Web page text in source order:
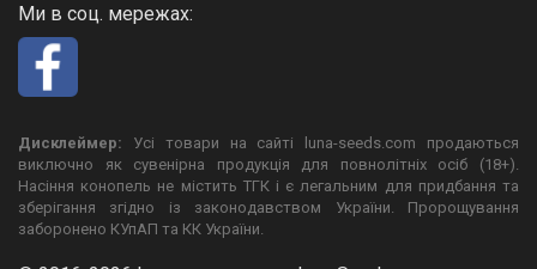
Ми в соц. мережах:
Дисклеймер: Усі товари на сайті luna-seeds.com продаються
виключно як сувенірна продукція для повнолітніх осіб (18+).
Насіння конопель не містить ТГК і є легальним для придбання та
зберігання згідно із законодавством України. Пророщування
заборонено КУпАП та КК України.